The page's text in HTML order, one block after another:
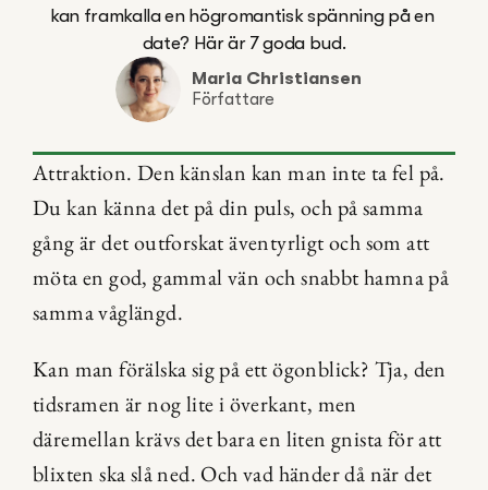
kan framkalla en högromantisk spänning på en
date? Här är 7 goda bud.
Maria Christiansen
Författare
Attraktion. Den känslan kan man inte ta fel på.
Du kan känna det på din puls, och på samma
gång är det outforskat äventyrligt och som att
möta en god, gammal vän och snabbt hamna på
samma våglängd.
Kan man förälska sig på ett ögonblick? Tja, den
tidsramen är nog lite i överkant, men
däremellan krävs det bara en liten gnista för att
blixten ska slå ned. Och vad händer då när det